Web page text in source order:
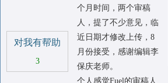
对我有帮助
3
个月时间，两个审稿
人，提了不少意见，临
近日期才修改上传，8
月份接受，感谢编辑李
保庆老师。
个人感觉Fuel的审稿人